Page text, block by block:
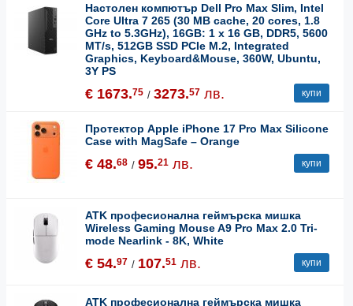
Настолен компютър Dell Pro Max Slim, Intel
Core Ultra 7 265 (30 MB cache, 20 cores, 1.8
GHz to 5.3GHz), 16GB: 1 x 16 GB, DDR5, 5600
MT/s, 512GB SSD PCIe M.2, Integrated
Graphics, Keyboard&Mouse, 360W, Ubuntu,
3Y PS
€ 1673.75 / 3273.57 лв. купи
Протектор Apple iPhone 17 Pro Max Silicone
Case with MagSafe – Orange
€ 48.68 / 95.21 лв. купи
ATK професионална геймърска мишка
Wireless Gaming Mouse A9 Pro Max 2.0 Tri-
mode Nearlink - 8K, White
€ 54.97 / 107.51 лв. купи
ATK професионална геймърска мишка